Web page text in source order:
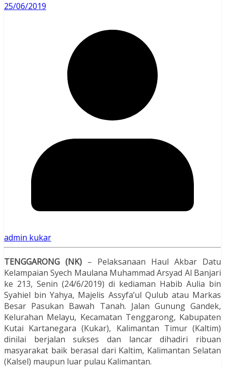
25/06/2019
admin kukar
TENGGARONG (NK) – Pelaksanaan Haul Akbar Datu
Kelampaian Syech Maulana Muhammad Arsyad Al Banjari
ke 213, Senin (24/6/2019) di kediaman Habib Aulia bin
Syahiel bin Yahya, Majelis Assyfa’ul Qulub atau Markas
Besar Pasukan Bawah Tanah. Jalan Gunung Gandek,
Kelurahan Melayu, Kecamatan Tenggarong, Kabupaten
Kutai Kartanegara (Kukar), Kalimantan Timur (Kaltim)
dinilai berjalan sukses dan lancar dihadiri ribuan
masyarakat baik berasal dari Kaltim, Kalimantan Selatan
(Kalsel) maupun luar pulau Kalimantan.